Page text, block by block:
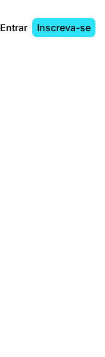
Entrar Inscreva-se